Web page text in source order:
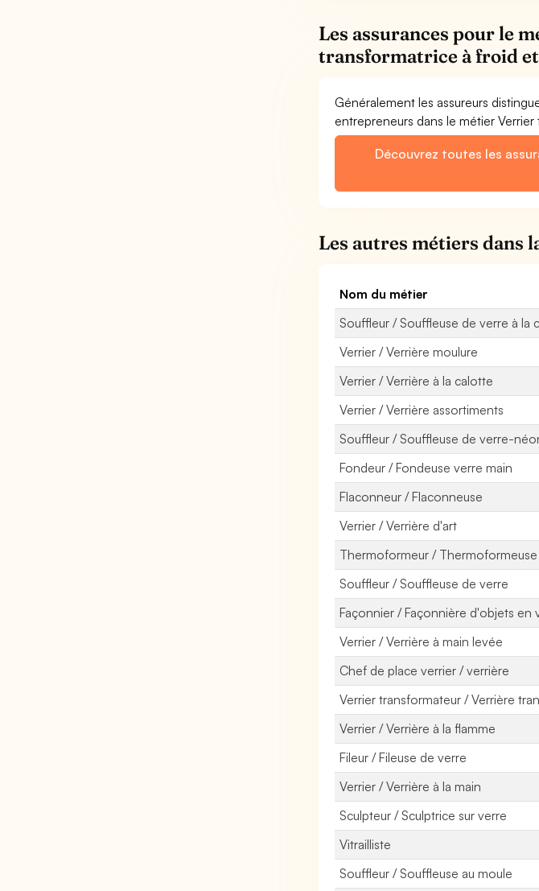
Les assurances pour le
transformatrice à froid
Généralement les assureurs
entrepreneurs dans le métier
Découvrez toutes les
Les autres métiers dans
Nom du métier
Souffleur / Souffleuse de verre à la
Verrier / Verrière moulure
Verrier / Verrière à la calotte
Verrier / Verrière assortiments
Souffleur / Souffleuse de verre-
Fondeur / Fondeuse verre main
Flaconneur / Flaconneuse
Verrier / Verrière d'art
Thermoformeur /
Souffleur / Souffleuse de verre
Façonnier / Façonnière d'objets en
Verrier / Verrière à main levée
Chef de place verrier / verrière
Verrier transformateur / Verrière
Verrier / Verrière à la flamme
Fileur / Fileuse de verre
Verrier / Verrière à la main
Sculpteur / Sculptrice sur verre
Vitrailliste
Souffleur / Souffleuse au moule